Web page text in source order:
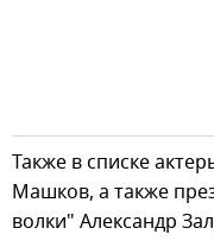
Также в списке
Машков, а также
волки" Александр